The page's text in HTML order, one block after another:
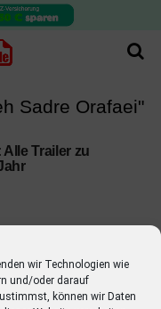
wir Technologien wie
und/oder darauf
können wir Daten
Sadre Orafaei"
Trailer zu